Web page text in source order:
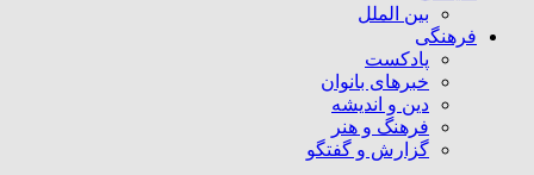
بین الملل
فرهنگی
پادکست
خبرهای بانوان
دین و اندیشه
فرهنگ و هنر
گزارش و گفتگو